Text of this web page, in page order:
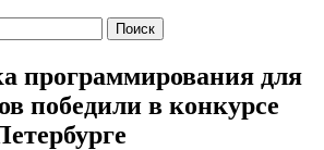
программирования для
победили в конкурсе